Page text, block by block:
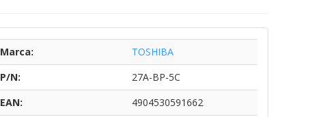
Marca:
TOSHIBA
P/N:
27A-BP-5C
EAN:
4904530591662